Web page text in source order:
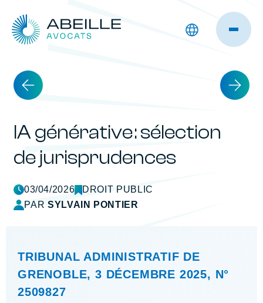
IA générative : sélection
de jurisprudences
03/04/2026
DROIT PUBLIC
PARSYLVAIN PONTIER
TRIBUNAL ADMINISTRATIF DE
GRENOBLE, 3 DÉCEMBRE 2025, N°
2509827